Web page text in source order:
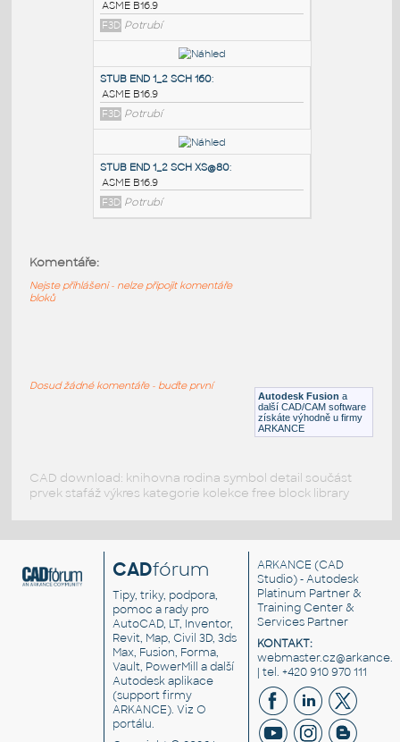
STUB END 3_4 SCH STD&40
ASME B16.9
F3D Potrubí
STUB END 1_2 SCH XXS
ASME B16.9
F3D Potrubí
F3D Potrubí
F3D Potrubí Autodesk Fusion a
další CAD/CAM software
získáte výhodně u firmy
ARKANCE
Komentáře:
Nejste přihlášeni - nelze připojit komentáře
bloků
Dosud žádné komentáře - buďte první
CAD download: knihovna rodina symbol detail součást
prvek stafáž výkres kategorie kolekce free block library
CADfórum
Tipy, triky, podpora,
pomoc a rady pro
AutoCAD, LT, Inventor,
Revit, Map, Civil 3D, 3ds
Max, Fusion, Forma,
Vault, PowerMill a další
Autodesk aplikace
(support firmy
ARKANCE). VizO
portálu.
ARKANCE (CAD
Studio) - Autodesk
Platinum Partner &
Training Center &
Services Partner
KONTAKT:
| tel. +420 910 970 111